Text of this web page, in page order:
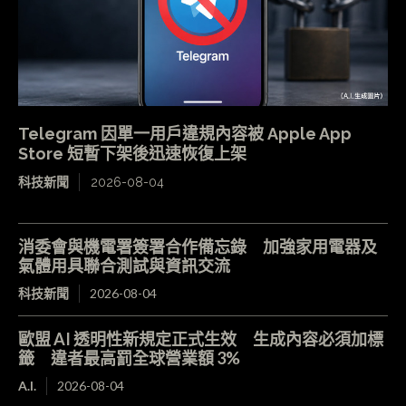
Telegram 因單一用戶違規內容被 Apple App
Store 短暫下架後迅速恢復上架
科技新聞 2026-08-04
消委會與機電署簽署合作備忘錄 加強家用電器及
氣體用具聯合測試與資訊交流
科技新聞 2026-08-04
歐盟 AI 透明性新規定正式生效 生成內容必須加標
籤 違者最高罰全球營業額 3%
A.I. 2026-08-04